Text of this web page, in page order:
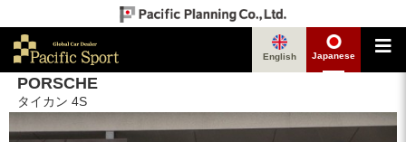
English Japanese
PORSCHE
タイカン 4S